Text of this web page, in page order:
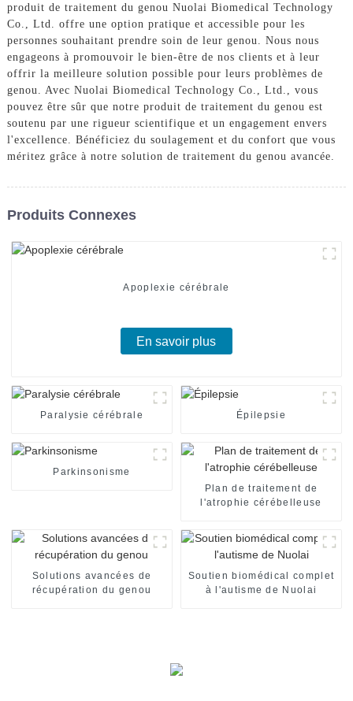
produit de traitement du genou Nuolai Biomedical Technology
Co., Ltd. offre une option pratique et accessible pour les
personnes souhaitant prendre soin de leur genou. Nous nous
engageons à promouvoir le bien-être de nos clients et à leur
offrir la meilleure solution possible pour leurs problèmes de
genou. Avec Nuolai Biomedical Technology Co., Ltd., vous
pouvez être sûr que notre produit de traitement du genou est
soutenu par une rigueur scientifique et un engagement envers
l'excellence. Bénéficiez du soulagement et du confort que vous
méritez grâce à notre solution de traitement du genou avancée.
Produits Connexes
Apoplexie cérébrale
En savoir plus
Paralysie cérébrale Épilepsie
Parkinsonisme
Plan de traitement de
l'atrophie cérébelleuse
Solutions avancées de
récupération du genou
Soutien biomédical complet
à l'autisme de Nuolai